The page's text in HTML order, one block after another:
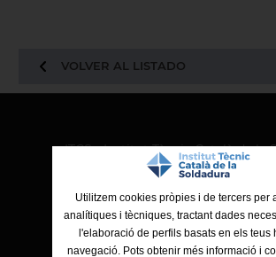
VOLVER AL LISTADO
ITCS - Institut Tècnic Català de la
Ctra. de Molins de Rei a Sabadell,
Utilitzem cookies pròpies i de tercers per
analítiques i tècniques, tractant dades
l'elaboració de perfils basats en els teus
navegació. Pots obtenir més informació i